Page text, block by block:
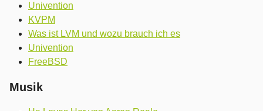
Univention
KVPM
Was ist LVM und wozu brauch ich es
Univention
FreeBSD
Musik